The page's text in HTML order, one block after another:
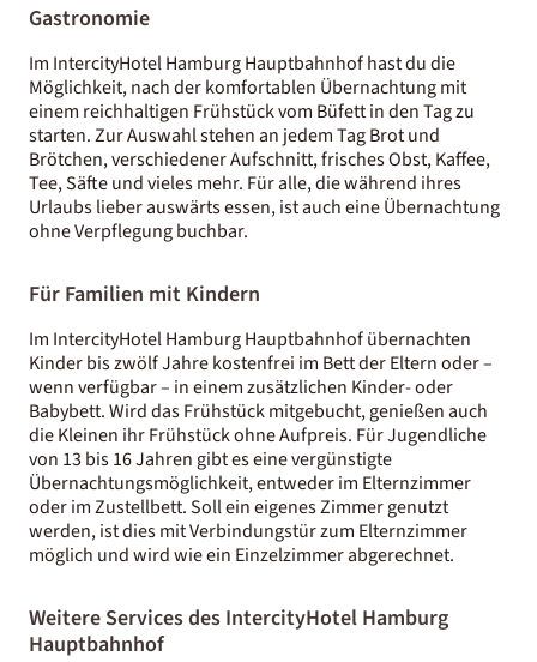
Gastronomie
Im IntercityHotel Hamburg Hauptbahnhof hast du die
Möglichkeit, nach der komfortablen Übernachtung mit
einem reichhaltigen Frühstück vom Büfett in den Tag zu
starten. Zur Auswahl stehen an jedem Tag Brot und
Brötchen, verschiedener Aufschnitt, frisches Obst, Kaffee,
Tee, Säfte und vieles mehr. Für alle, die während ihres
Urlaubs lieber auswärts essen, ist auch eine Übernachtung
ohne Verpflegung buchbar.
Für Familien mit Kindern
Im IntercityHotel Hamburg Hauptbahnhof übernachten
Kinder bis zwölf Jahre kostenfrei im Bett der Eltern oder –
wenn verfügbar – in einem zusätzlichen Kinder- oder
Babybett. Wird das Frühstück mitgebucht, genießen auch
die Kleinen ihr Frühstück ohne Aufpreis. Für Jugendliche
von 13 bis 16 Jahren gibt es eine vergünstigte
Übernachtungsmöglichkeit, entweder im Elternzimmer
oder im Zustellbett. Soll ein eigenes Zimmer genutzt
werden, ist dies mit Verbindungstür zum Elternzimmer
möglich und wird wie ein Einzelzimmer abgerechnet.
Weitere Services des IntercityHotel Hamburg
Hauptbahnhof